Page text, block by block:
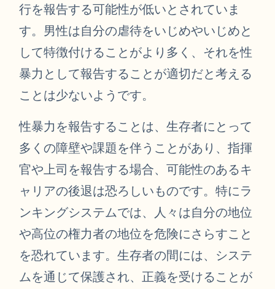
行を報告する可能性が低いとされていま
す。男性は自分の虐待をいじめやいじめと
して特徴付けることがより多く、それを性
暴力として報告することが適切だと考える
ことは少ないようです。
性暴力を報告することは、生存者にとって
多くの障壁や課題を伴うことがあり、指揮
官や上司を報告する場合、可能性のあるキ
ャリアの後退は恐ろしいものです。特にラ
ンキングシステムでは、人々は自分の地位
や高位の権力者の地位を危険にさらすこと
を恐れています。生存者の間には、システ
ムを通じて保護され、正義を受けることが